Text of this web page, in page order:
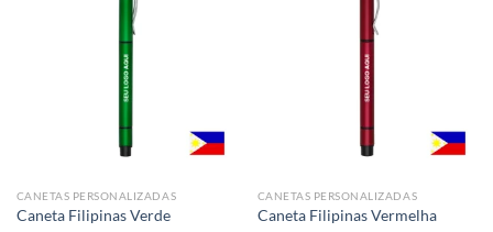
CANETAS PERSONALIZADAS
Caneta Filipinas Verde
CANETAS PERSONALIZADAS
Caneta Filipinas Vermelha